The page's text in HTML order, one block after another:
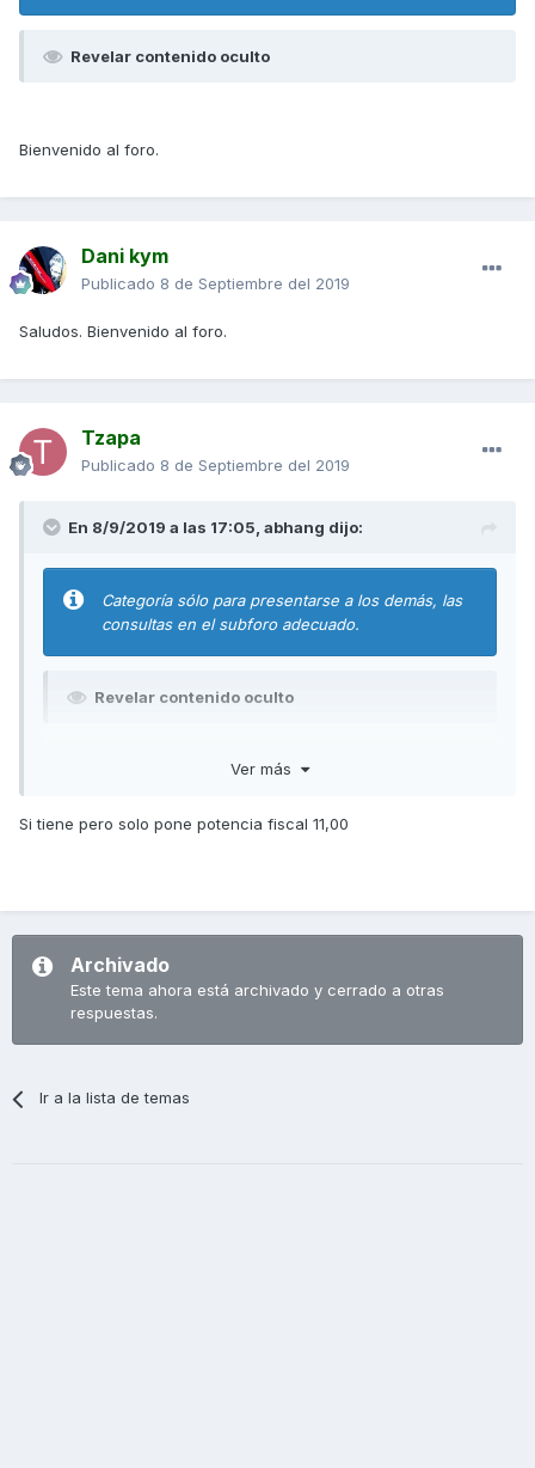
Revelar contenido oculto
Bienvenido al foro.
Dani kym
Publicado 8 de Septiembre del 2019
Saludos. Bienvenido al foro.
Tzapa
Publicado 8 de Septiembre del 2019
En 8/9/2019 a las 17:05, abhang dijo:
Categoría sólo para presentarse a los demás, las
consultas en el subforo adecuado.
Revelar contenido oculto
Ver más
Si tiene pero solo pone potencia fiscal 11,00
Archivado
Este tema ahora está archivado y cerrado a otras
respuestas.
Ir a la lista de temas